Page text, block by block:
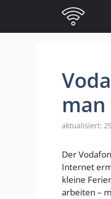
springen
Der
Internet
kleine
arbeiten –